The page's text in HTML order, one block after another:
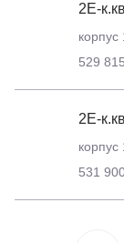
2Е-к.кв
корпус
529
2Е-к.кв
корпус
531